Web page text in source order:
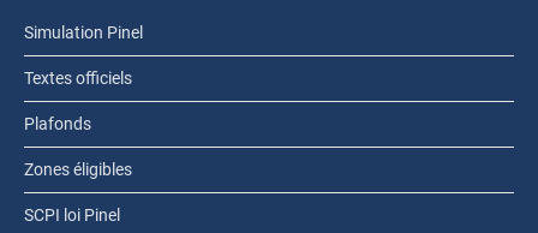
Simulation Pinel
Textes officiels
Plafonds
Zones éligibles
SCPI loi Pinel